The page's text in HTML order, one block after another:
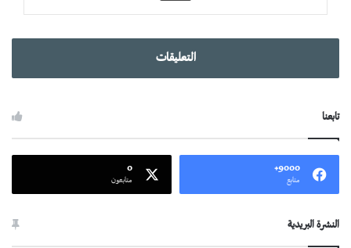
التعليقات
تابعنا
9000+
متابع
0
متابعون
النشرة البريدية